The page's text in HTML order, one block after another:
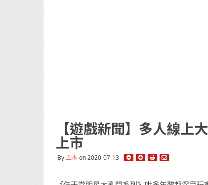
【遊戲新聞】多人線上
上市
By五木on 2020-07-13